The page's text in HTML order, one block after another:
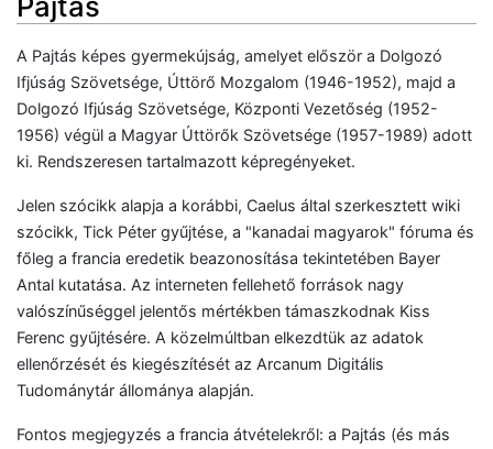
A Pajtás képes gyermekújság, amelyet először a Dolgozó
Ifjúság Szövetsége, Úttörő Mozgalom (1946-1952), majd a
Dolgozó Ifjúság Szövetsége, Központi Vezetőség (1952-
1956) végül a Magyar Úttörők Szövetsége (1957-1989) adott
ki. Rendszeresen tartalmazott képregényeket.
Jelen szócikk alapja a korábbi, Caelus által szerkesztett wiki
szócikk, Tick Péter gyűjtése, a "kanadai magyarok" fóruma és
főleg a francia eredetik beazonosítása tekintetében Bayer
Antal kutatása. Az interneten fellehető források nagy
valószínűséggel jelentős mértékben támaszkodnak Kiss
Ferenc gyűjtésére. A közelmúltban elkezdtük az adatok
ellenőrzését és kiegészítését az Arcanum Digitális
Tudománytár állománya alapján.
Fontos megjegyzés a francia átvételekről: a Pajtás (és más